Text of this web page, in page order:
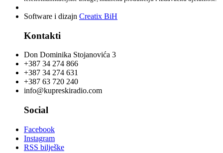
Software i dizajn Creatix BiH
Kontakti
Don Dominika Stojanovića 3
+387 34 274 866
+387 34 274 631
+387 63 720 240
info@kupreskiradio.com
Social
Facebook
Instagram
RSS bilješke